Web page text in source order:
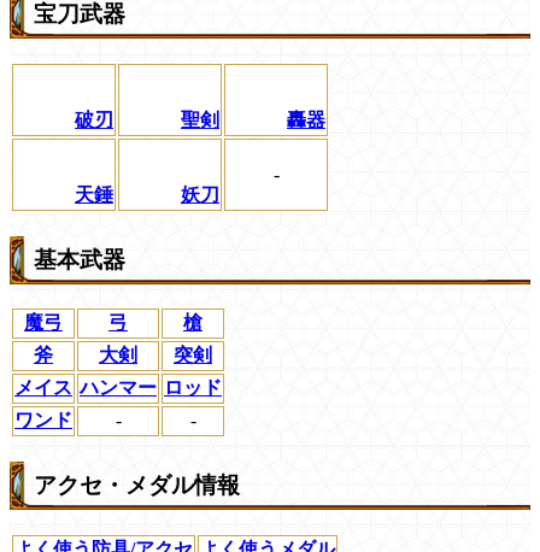
宝刀武器
破刃 聖剣 轟器
天錘 妖刀
-
基本武器
魔弓 弓
槍
斧
大剣
突剣
メイス ハンマー ロッド
ワンド
- -
アクセ・メダル情報